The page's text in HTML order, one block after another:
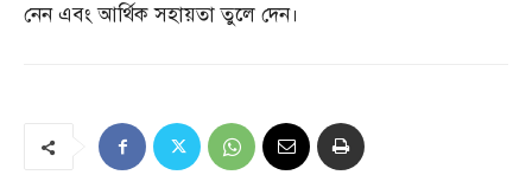
নেন এবং আর্থিক সহায়তা তুলে দেন।